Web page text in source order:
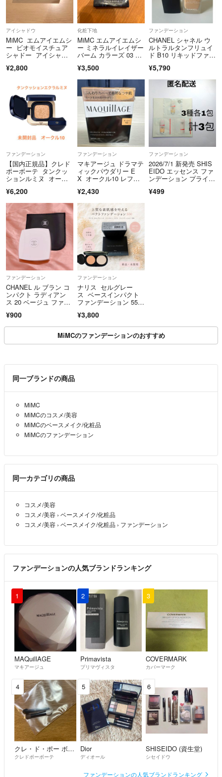
アイシャドウ
MiMC エムアイエムシ
ー ビオモイスチュア
シャドー アイシャド
¥2,800
化粧下地
MiMC エムアイエムシ
ー ミネラルイレイザー
バーム カラーズ 03 パ
¥3,500
ファンデーション
CHANEL シャネル ウ
ルトラルタンフリュイ
ド B10 リキッドファン
¥5,790
ファンデーション
【国内正規品】クレド
ポーボーテ タンクッ
ションルミヌ オーク
¥6,200
ファンデーション
マキアージュ ドラマテ
ィックパウダリー E
X オークル10 レフィ
¥2,430
ファンデーション
2026/7/1 新発売 SHIS
EIDO エッセンス ファ
ンデーション プライマ
包
¥499
ファンデーション
CHANEL ル ブラン コ
ンパクト ラディアン
ス 20 ベージュ ファン
¥900
ファンデーション
ナリス セルグレー
ス ベースインパクト
ファンデーション 550
¥3,800
MiMCのファンデーションのおすすめ
同一ブランドの商品
MiMC
MiMCのコスメ/美容
MiMCのベースメイク/化粧品
MiMCのファンデーション
同一カテゴリの商品
コスメ/美容
コスメ/美容 › ベースメイク/化粧品
コスメ/美容 › ベースメイク/化粧品 › ファンデーション
ファンデーションの人気ブランドランキング
1
MAQuillAGE
マキアージュ
2
Primavista
プリマヴィスタ
3
COVERMARK
カバーマーク
4
クレ・ド・ポー ボーテ
クレドポーボーテ
5
Dior
ディオール
6
SHISEIDO (資生堂)
シセイドウ
ファンデーションの人気ブランドランキング